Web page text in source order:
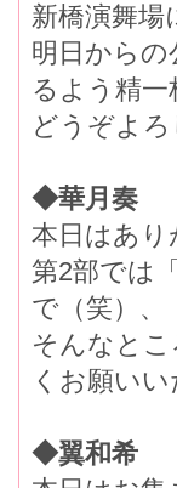
新橋演舞
明日から
るよう精一
どうぞよろ
◆華月奏
本日はあ
第2部では
で（笑）、
そんなと
くお願いい
◆翼和希